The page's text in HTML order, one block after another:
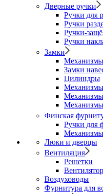
Дверные ручки
Ручки для
Ручки
Ручки-
Ручки
Замки
Механизмы
Замки
Цилиндры
Механизмы
Финская
Ручки для
Механизмы
Люки и дверцы
Вентиляция
Решетки
Воздуховоды
Фурнитура для